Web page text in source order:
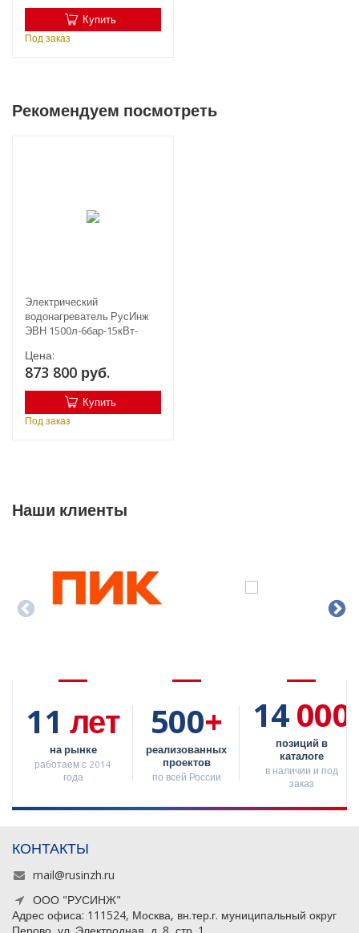
Купить
Под заказ
Рекомендуем посмотреть
Электрический
водонагреватель РусИнж
ЭВН 1500л-6бар-15кВт-
Цена:
873 800 руб.
Купить
Под заказ
Наши клиенты
11 лет
на рынке
работаем с 2014
года
500+
реализованных
проектов
по всей России
14000
позиций в
каталоге
в наличии и под
заказ
КОНТАКТЫ
mail@rusinzh.ru
ООО "РУСИНЖ"
Адрес офиса: 111524, Москва, вн.тер.г. муниципальный округ